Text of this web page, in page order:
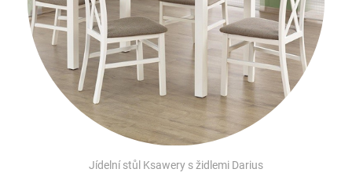
Jídelní stůl Ksawery s židlemi Darius